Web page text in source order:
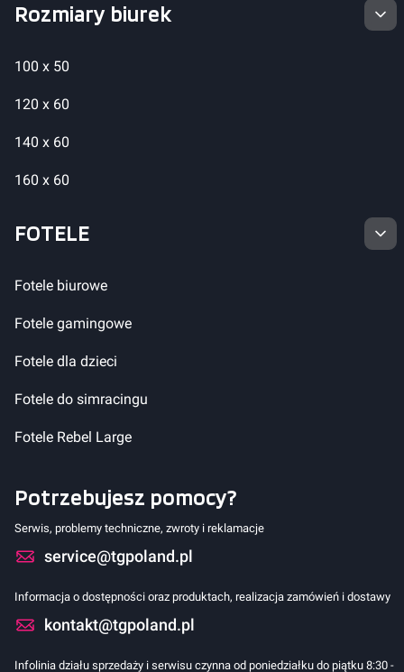
Rozmiary biurek
100 x 50
120 x 60
140 x 60
160 x 60
FOTELE
Fotele biurowe
Fotele gamingowe
Fotele dla dzieci
Fotele do simracingu
Fotele Rebel Large
Potrzebujesz pomocy?
Serwis, problemy techniczne, zwroty i reklamacje
service@tgpoland.pl
Informacja o dostępności oraz produktach, realizacja zamówień i dostawy
kontakt@tgpoland.pl
Infolinia działu sprzedaży i serwisu czynna od poniedziałku do piątku 8:30 -